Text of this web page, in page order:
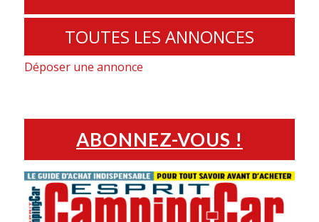
TOUTES LES ANNONCES
Déposer une annonce
ABONNEZ-VOUS !